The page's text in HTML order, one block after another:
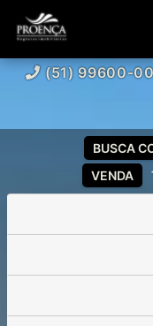
(51) 99600-
VENDA
BUSCA